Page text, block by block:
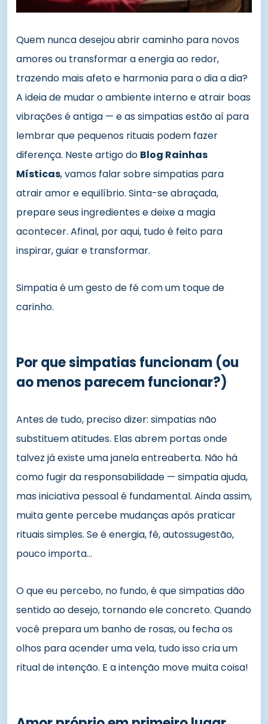
Quem nunca desejou abrir caminho para novos
amores ou transformar a energia ao redor,
trazendo mais afeto e harmonia para o dia a dia?
A ideia de mudar o ambiente interno e atrair boas
vibrações é antiga — e as simpatias estão aí para
lembrar que pequenos rituais podem fazer
diferença. Neste artigo do Blog Rainhas
Místicas, vamos falar sobre simpatias para
atrair amor e equilíbrio. Sinta-se abraçada,
prepare seus ingredientes e deixe a magia
acontecer. Afinal, por aqui, tudo é feito para
inspirar, guiar e transformar.
Simpatia é um gesto de fé com um toque de
carinho.
Por que simpatias funcionam (ou
ao menos parecem funcionar?)
Antes de tudo, preciso dizer: simpatias não
substituem atitudes. Elas abrem portas onde
talvez já existe uma janela entreaberta. Não há
como fugir da responsabilidade — simpatia ajuda,
mas iniciativa pessoal é fundamental. Ainda assim,
muita gente percebe mudanças após praticar
rituais simples. Se é energia, fé, autossugestão,
pouco importa…
O que eu percebo, no fundo, é que simpatias dão
sentido ao desejo, tornando ele concreto. Quando
você prepara um banho de rosas, ou fecha os
olhos para acender uma vela, tudo isso cria um
ritual de intenção. E a intenção move muita coisa!